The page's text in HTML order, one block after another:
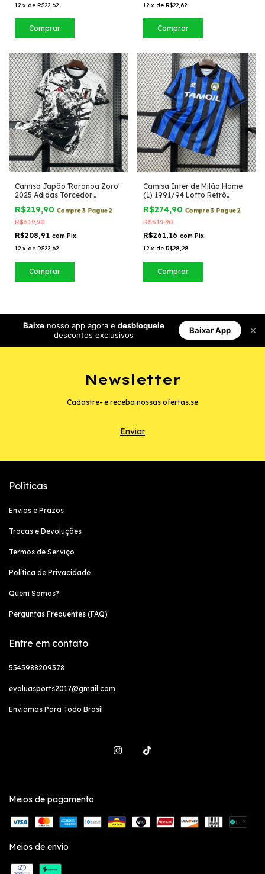
12 x de R$22,62
Comprar
12 x de R$22,62
Comprar
Camisa Japão 'Roronoa Zoro'
2025 Adidas Torcedor
Masculina
R$219,90 Compre 3 Pague 2
R$519,90
R$208,91 com Pix
12 x de R$22,62
Comprar
Camisa Inter de Milão Home
(1) 1991/94 Lotto Retrô
Masculina
R$274,90 Compre 3 Pague 2
R$519,90
R$261,16 com Pix
12 x de R$28,28
Comprar
Baixenosso app agora e desbloqueie
descontos exclusivos
Baixar App ×
Newsletter
Cadastre- e receba nossas ofertas.se
Políticas
Envios e Prazos
Trocas e Devoluções
Termos de Serviço
Política de Privacidade
Quem Somos?
Perguntas Frequentes (FAQ)
Entre em contato
5545988209378
evoluasports2017@gmail.com
Enviamos Para Todo Brasil
Meios de pagamento
Meios de envio